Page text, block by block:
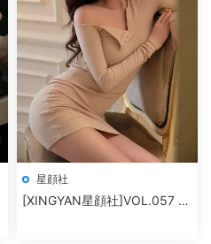
星顔社
[XINGYAN星顔社]VOL.057 孫